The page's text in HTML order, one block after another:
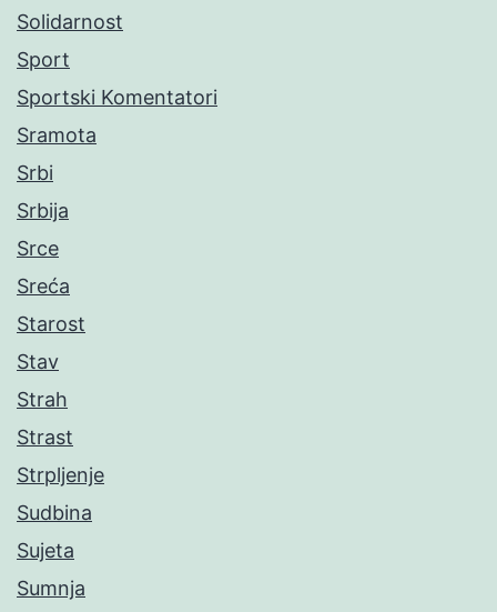
Solidarnost
Sport
Sportski Komentatori
Sramota
Srbi
Srbija
Srce
Sreća
Starost
Stav
Strah
Strast
Strpljenje
Sudbina
Sujeta
Sumnja